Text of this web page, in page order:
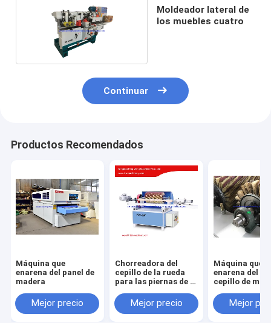
Moldeador lateral de
los muebles cuatro
Continuar
Productos Recomendados
Máquina que
enarena del panel de
madera
Mejor precio
Chorreadora del
cepillo de la rueda
para las piernas de la
Mejor precio
Máquina que
enarena del
cepillo de
cepillo del
papel de lija 6
Mejor